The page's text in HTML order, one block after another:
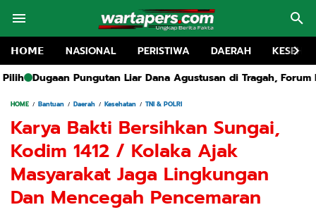
𝗛𝗢𝗠𝗘 NASIONAL PERISTIWA DAERAH
Dana Agustusan di Tragah, Forum Pemuda Bangkalan
HOME Bantuan Daerah Kesehatan TNI & POLRI
Karya Bakti Bersihkan Sungai,
Kodim 1412 / Kolaka Ajak
Masyarakat Jaga Lingkungan
Dan Mencegah Pencemaran